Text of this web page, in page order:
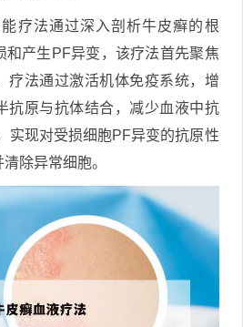
疗法通过深入剖析牛皮癣的根
和产生PF异变，该疗法首先聚焦
疗法通过激活机体免疫系统，增
抗原与抗体结合，减少血液中抗
实现对受损细胞PF异变的抗原性
除异常细胞。